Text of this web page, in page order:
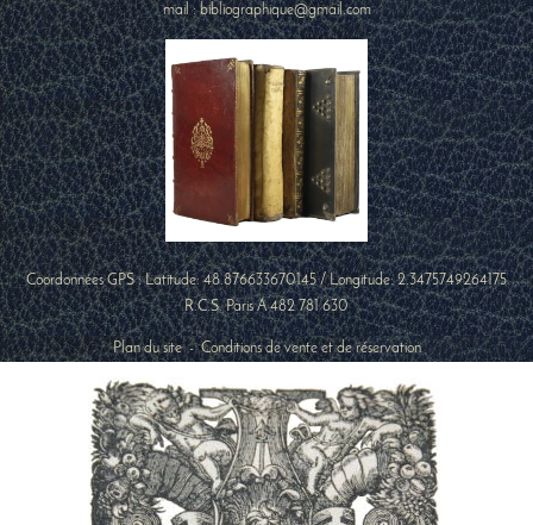
mail : bibliographique@gmail.com
Coordonnées GPS : Latitude:48.876633670145/ Longitude:2.3475749264175
R.C.S. Paris A 482 781 630
Plan du site-Conditions de vente et de réservation